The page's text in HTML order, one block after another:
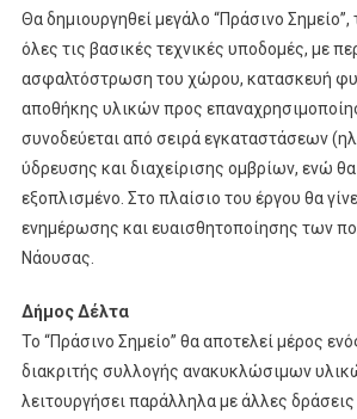
Θα δημιουργηθεί μεγάλο “Πράσινο Σημείο”,
όλες τις βασικές τεχνικές υποδομές, με
ασφαλτόστρωση του χώρου, κατασκευή
αποθήκης υλικών προς
συνοδεύεται από σειρά εγκαταστάσεων
ύδρευσης και διαχείρισης ομβρίων, ενώ
εξοπλισμένο. Στο πλαίσιο του έργου θα
ενημέρωσης και ευαισθητοποίησης των
Νάουσας.
Δήμος Δέλτα
Το “Πράσινο Σημείο” θα αποτελεί μέρος
διακριτής συλλογής ανακυκλώσιμων
λειτουργήσει παράλληλα με άλλες